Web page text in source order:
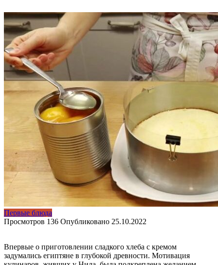
Первые блюда
Просмотров 136 Опубликовано 25.10.2022
Впервые о приготовлении сладкого хлеба с кремом
задумались египтяне в глубокой древности. Мотивация